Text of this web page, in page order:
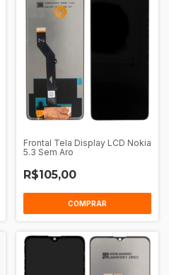
Frontal Tela Display LCD Nokia
5.3 Sem Aro
R$105,00
COMPRAR